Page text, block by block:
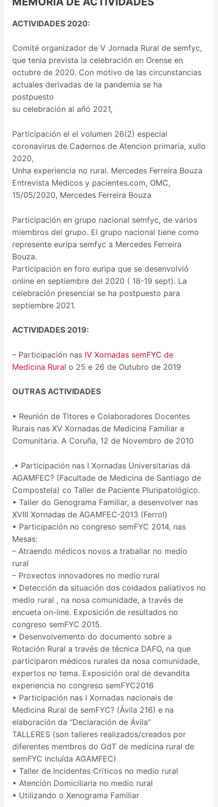
ACTIVIDADES 2020:
Comité organizador de V Jornada Rural de semfyc,
que tenia prevista la celebración en Orense en
octubre de 2020. Con motivo de las circunstancias
actuales derivadas de la pandemia se ha
postpuesto
su celebración al añó 2021,
Participación el el volumen 26(2) especial
coronavirus de Cadernos de Atencion primaria, xullo
2020,
Unha experiencia no rural. Mercedes Ferreira Bouza
Entrevista Medicos y pacientes.com, OMC,
15/05/2020, Mercedes Ferreira Bouza
Participación en grupo nacional semfyc, de varios
miembros del grupo. El grupo nacional tiene como
represente euripa semfyc a Mercedes Ferreira
Bouza.
Participación en foro euripa que se desenvolvió
online en septiembre del 2020 ( 18-19 sept). La
celebración presencial se ha postpuesto para
septiembre 2021.
ACTIVIDADES 2019:
– Participación nas IV Xornadas semFYC de
Medicina Rural o 25 e 26 de Outubro de 2019
OUTRAS ACTIVIDADES
• Reunión de Titores e Colaboradores Docentes
Rurais nas XV Xornadas de Medicina Familiar e
Comunitaria. A Coruña, 12 de Novembro de 2010
.• Participación nas I Xornadas Universitarias dá
AGAMFEC? (Facultade de Medicina de Santiago de
Compostela) co Taller de Paciente Pluripatológico.
• Taller do Genograma Familiar, a desenvolver nas
XVIII Xornadas de AGAMFEC-2013 (Ferrol)
• Participación no congreso semFYC 2014, nas
Mesas:
– Atraendo médicos novos a traballar no medio
rural
– Proxectos innovadores no medio rural
• Detección da situación dos coidados paliativos no
medio rural , na nosa comunidade, a través de
encueta on-line. Exposición de resultados no
congreso semFYC 2015.
• Desenvolvemento do documento sobre a
Rotación Rural a través de técnica DAFO, na que
participaron médicos rurales da nosa comunidade,
expertos no tema. Exposición oral de devandita
experiencia no congreso semFYC2016
• Participación nas I Xornadas nacionais de
Medicina Rural de semFYC? (Ávila 216) e na
elaboración da “Declaración de Ávila”
TALLERES (son talleres realizados/creados por
diferentes membros do GdT de medicina rural de
semFYC incluída AGAMFEC)
• Taller de Incidentes Crïticos no medio rural
• Atención Domiciliaria no medio rural
• Utilizando o Xenograma Familiar